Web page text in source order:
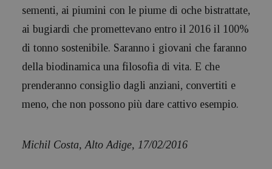
sementi, ai piumini con le piume di oche bistrattate,
ai bugiardi che promettevano entro il 2016 il 100%
di tonno sostenibile. Saranno i giovani che faranno
della biodinamica una filosofia di vita. E che
prenderanno consiglio dagli anziani, convertiti e
meno, che non possono più dare cattivo esempio.
Michil Costa, Alto Adige, 17/02/2016